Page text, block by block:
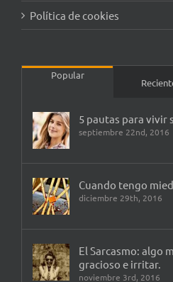
Política de cookies
Popular
5 pautas para vivir
septiembre 22nd, 2016
Cuando tengo
diciembre 29th, 2016
El Sarcasmo: algo
gracioso e irritar.
noviembre 3rd, 2016